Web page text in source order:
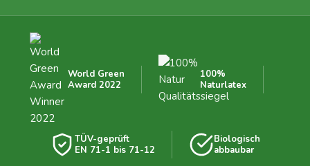
World Green
Award 2022
100%
Naturlatex
TÜV-geprüft
EN 71-1 bis 71-12
Biologisch
abbaubar